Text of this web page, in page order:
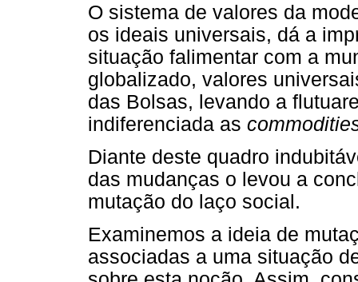
O sistema de valores da
os ideais universais, dá a
situação falimentar com a
globalizado, valores
das Bolsas, levando a
indiferenciada as
Diante deste quadro
das mudanças o levou a
mutação do laço social.
Examinemos a ideia de
associadas a uma situação